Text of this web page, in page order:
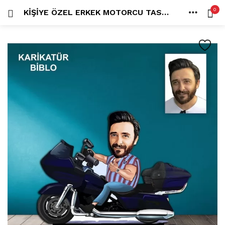
KIŞIYE ÖZEL ERKEK MOTORCU TASARIMLI KARIKATÜR BIBLO B43 0
HESAP
Şifremi mi kaybettim?
İÇINDE ARA:
Tüm kategoriler
ANLORD (6)
HİLALİN RENKLİ DÜNYASI (0)
Karikatür Anahtarlık (14)
Karikatür Erkek Anahtarlık (14)
Karikatür Biblo (289)
Karikatür Aile Biblo (2)
Karikatür Erkek Biblo (127)
Karikatür Kadın Biblo (71)
Karikatür Sevgili Biblo (89)